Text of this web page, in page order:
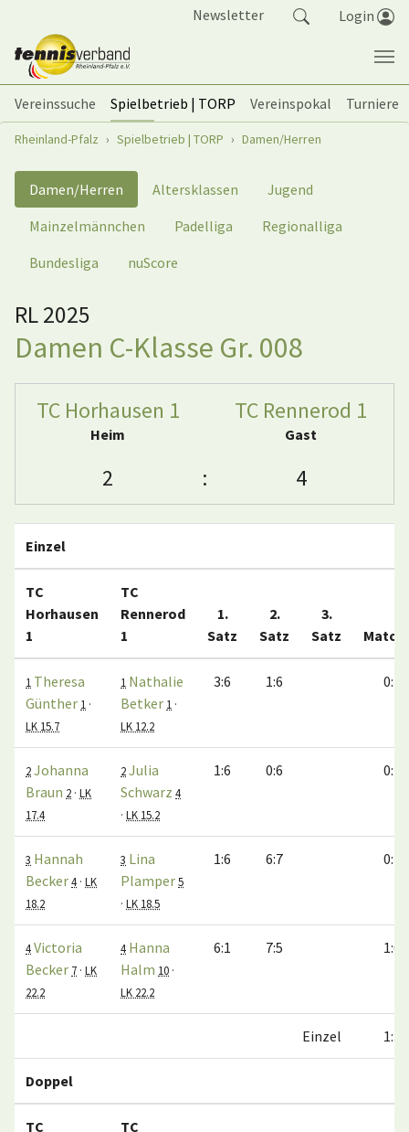
Newsletter Login
Vereinssuche Spielbetrieb | TORP Vereinspokal
Turniere
Sie sind hier:
Rheinland-Pfalz Spielbetrieb | TORP Damen/Herren
Damen/Herren Altersklassen
Jugend
Mainzelmännchen
Padelliga
Regionalliga
Bundesliga
nuScore
RL 2025
Damen C-Klasse Gr. 008
TC Horhausen 1
Heim
TC Rennerod 1
Gast
2 : 4
Einzel
TC
Horhausen
1
TC
Rennerod
1
1.
Satz
2.
Satz
3.
Satz
1 Theresa
Günther 1 ·
LK 15.7
1 Nathalie
Betker 1 ·
LK 12.2
3:6 1:6 0:1
2Johanna
Braun 2 · LK
17.4
2Julia
Schwarz 4
· LK 15.2
1:6 0:6 0:1
3 Hannah
Becker4 · LK
18.2
3 Lina
Plamper5
· LK 18.5
1:6 6:7 0:1
4Victoria
Becker 7 · LK
22.2
4 Hanna
Halm 10 ·
LK 22.2
6:1 7:5 1:0
Einzel 1:3
Doppel
TC
TC